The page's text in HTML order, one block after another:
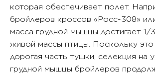
которая обеспечивает полет.
бройлеров кроссов «Росс-308»
масса грудной мышцы достигает
живой массы птицы. Поскольку это
дорогая часть тушки, селекция на
грудной мышцы бройлеров